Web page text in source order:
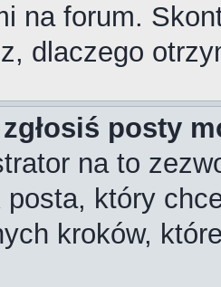
na forum.
dlaczego
posty
na to
który
kroków,